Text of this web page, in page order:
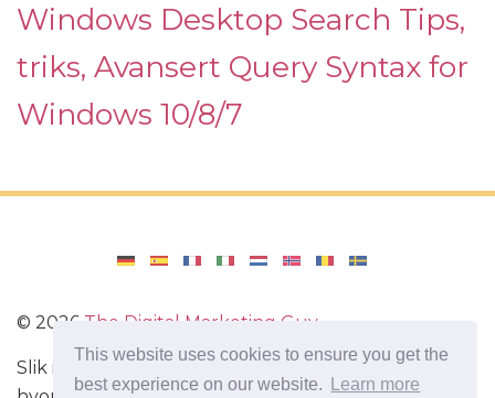
This website uses cookies to ensure you get the
best experience on our website.
Learn more
Windows Desktop Search Tips,
triks, Avansert Query Syntax for
Windows 10/8/7
© 2026 The Digital Marketing Guy
Slik installerer du Windows på datamaskinen din,